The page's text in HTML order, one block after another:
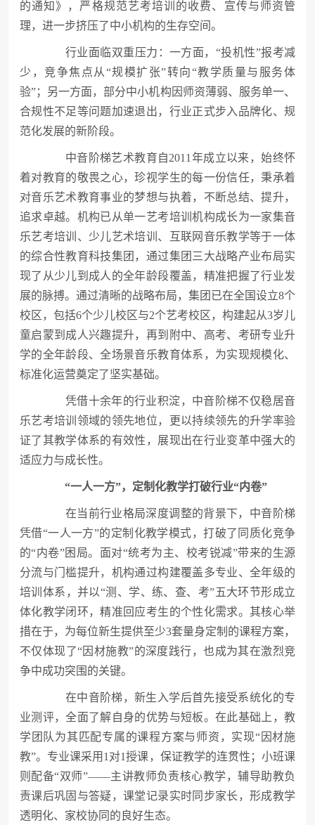
的通知》，严格规范艺考培训的收费、宣传与师资管
理，进一步挤压了中小机构的生存空间。
行业面临双重压力：一方面，“投机性”报考减
少，竞争焦点从“规模扩张”转向“教学质量与服务体
验”；另一方面，部分中小机构因师资薄弱、服务单一、
合规性不足等问题加速退出，行业正式步入品牌化、规
范化发展的新阶段。
中音阶梯艺术教育自2011年成立以来，始终怀
着对教育的敬畏之心，珍视学生的每一份信任，秉承着
对音乐艺术教育事业的梦想与执着，不断总结、提升，
追求卓越。机构已从单一艺考培训机构成长为一家集音
乐艺考培训、少儿艺术培训、互联网音乐教学等于一体
的综合性教育科技集团，通过集团三大战略产业布局实
现了从少儿到成人的全年龄段覆盖，精准把握了行业发
展的脉搏。通过清晰的战略布局，集团已在全国设立8个
校区，包括6个少儿校区与2个艺考校区，构建起从3岁儿
童启蒙到成人兴趣提升，再到附中、高考、考研专业升
学的全年龄段、全场景音乐教育体系，为实现规模化、
标准化运营奠定了坚实基础。
凭借十余年的行业积淀，中音阶梯不仅稳居音
乐艺考培训领域的领先地位，更以持续领先的升学率验
证了其教学体系的有效性，展现出在行业变革中强大的
适应力与成长性。
“一人一方”，定制化教学打破行业“内卷”
在当前行业格局深度调整的背景下，中音阶梯
凭借“一人一方”的定制化教学模式，打破了同质化竞争
的“内卷”困局。面对“统考为主、校考锐减”带来的生源
分流与门槛提升，机构通过构建覆盖多专业、全年级的
培训体系，并以“测、学、练、查、考”五大环节形成立
体化教学闭环，精准回应考生的个性化需求。其核心举
措在于，为每位新生提供至少3套量身定制的课程方案，
不仅体现了“因材施教”的深度践行，也成为其在激烈竞
争中成功突围的关键。
在中音阶梯，新生入学后首先接受系统化的专
业测评，全面了解自身的优势与短板。在此基础上，教
学团队为其匹配专属的课程方案与师资，实现“因材施
教”。专业课采用1对1授课，保证教学的连贯性；小班课
则配备“双师”——主讲教师负责核心教学，辅导助教负
责课后巩固与答疑，课堂记录实时同步家长，形成教学
透明化、家校协同的良好生态。